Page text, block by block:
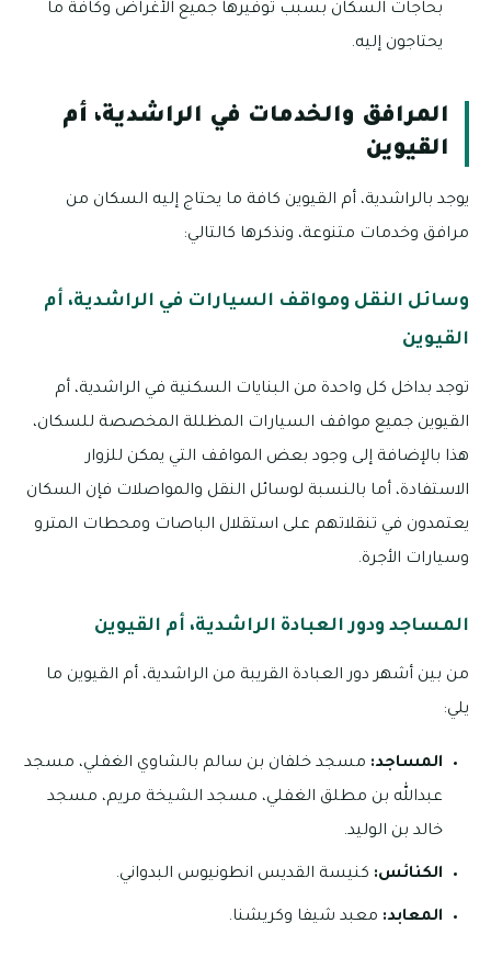
بحاجات السكان بسبب توفيرها جميع الأغراض وكافة ما
يحتاجون إليه.
المرافق والخدمات في الراشدية، أم
القيوين
يوجد بالراشدية، أم القيوين كافة ما يحتاج إليه السكان من
مرافق وخدمات متنوعة، ونذكرها كالتالي:
وسائل النقل ومواقف السيارات في الراشدية، أم
القيوين
توجد بداخل كل واحدة من البنايات السكنية في الراشدية، أم
القيوين جميع مواقف السيارات المظللة المخصصة للسكان،
هذا بالإضافة إلى وجود بعض المواقف التي يمكن للزوار
الاستفادة، أما بالنسبة لوسائل النقل والمواصلات فإن السكان
يعتمدون في تنقلاتهم على استقلال الباصات ومحطات المترو
وسيارات الأجرة.
المساجد ودور العبادة الراشدية، أم القيوين
من بين أشهر دور العبادة القريبة من الراشدية، أم القيوين ما
يلي:
المساجد: مسجد خلفان بن سالم بالشاوي الغفلي، مسجد
عبدالله بن مطلق الغفلي، مسجد الشيخة مريم، مسجد
خالد بن الوليد.
الكنائس: كنيسة القديس انطونيوس البدواني.
المعابد: معبد شيفا وكريشنا.